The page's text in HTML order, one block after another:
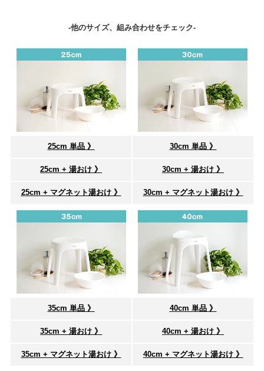
-他のサイズ、組み合わせをチェック-
25cm 単品 》 30cm 単品 》
25cm + 湯おけ 》 30cm + 湯おけ 》
25cm + マグネット湯おけ 》 30cm + マグネット湯おけ 》
35cm 単品 》 40cm 単品 》
35cm + 湯おけ 》 40cm + 湯おけ 》
35cm + マグネット湯おけ 》 40cm + マグネット湯おけ 》